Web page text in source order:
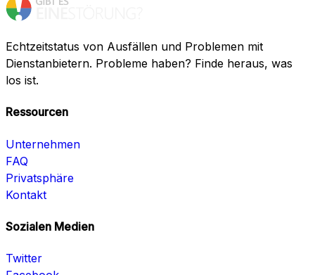
Echtzeitstatus von Ausfällen und Problemen mit
Dienstanbietern. Probleme haben? Finde heraus, was
los ist.
Ressourcen
Unternehmen
FAQ
Privatsphäre
Kontakt
Sozialen Medien
Twitter